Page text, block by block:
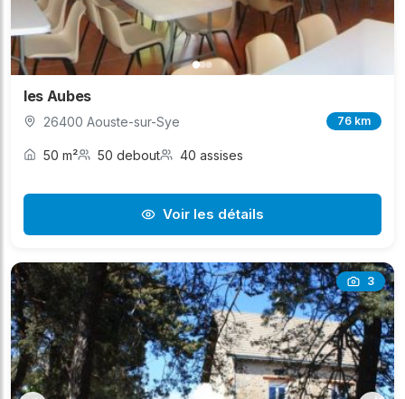
les Aubes
26400 Aouste-sur-Sye 76 km
50 m² 50 debout 40 assises
Voir les détails
3